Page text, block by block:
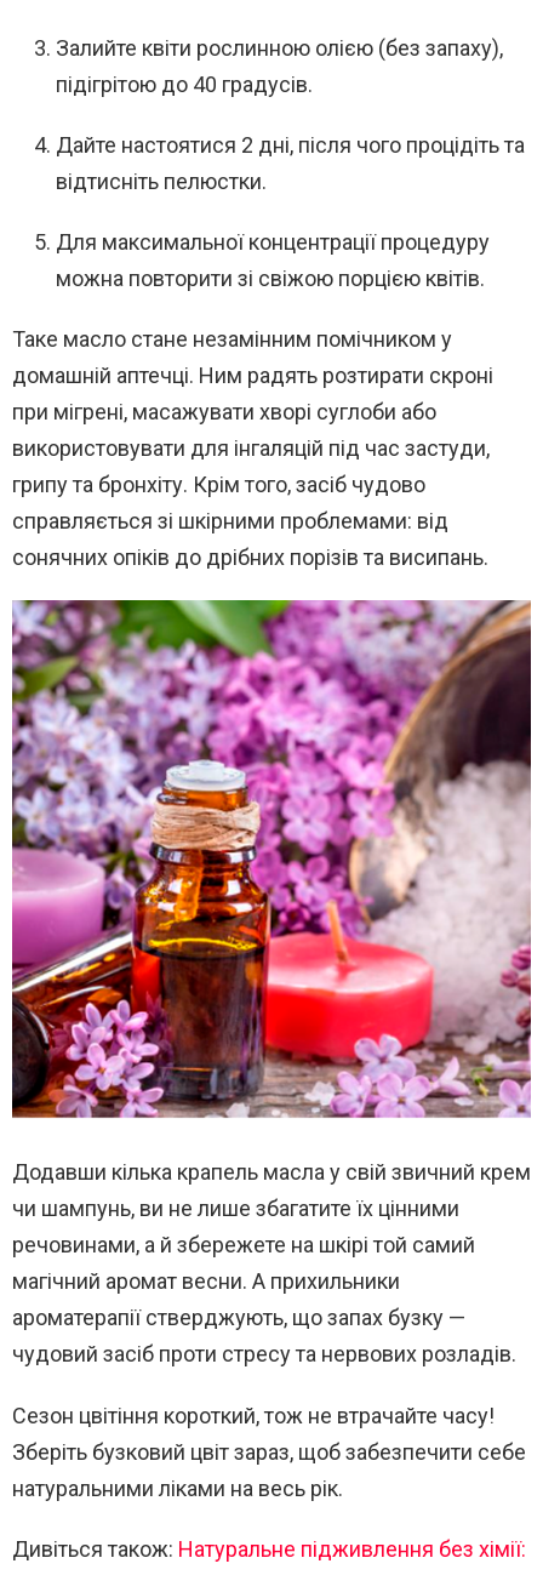
Залийте квіти рослинною олією (без запаху),
підігрітою до 40 градусів.
Дайте настоятися 2 дні, після чого процідіть та
відтисніть пелюстки.
Для максимальної концентрації процедуру
можна повторити зі свіжою порцією квітів.
Таке масло стане незамінним помічником у
домашній аптечці. Ним радять розтирати скроні
при мігрені, масажувати хворі суглоби або
використовувати для інгаляцій під час застуди,
грипу та бронхіту. Крім того, засіб чудово
справляється зі шкірними проблемами: від
сонячних опіків до дрібних порізів та висипань.
Додавши кілька крапель масла у свій звичний крем
чи шампунь, ви не лише збагатите їх цінними
речовинами, а й збережете на шкірі той самий
магічний аромат весни. А прихильники
ароматерапії стверджують, що запах бузку —
чудовий засіб проти стресу та нервових розладів.
Сезон цвітіння короткий, тож не втрачайте часу!
Зберіть бузковий цвіт зараз, щоб забезпечити себе
натуральними ліками на весь рік.
Дивіться також: Натуральне підживлення без хімії: